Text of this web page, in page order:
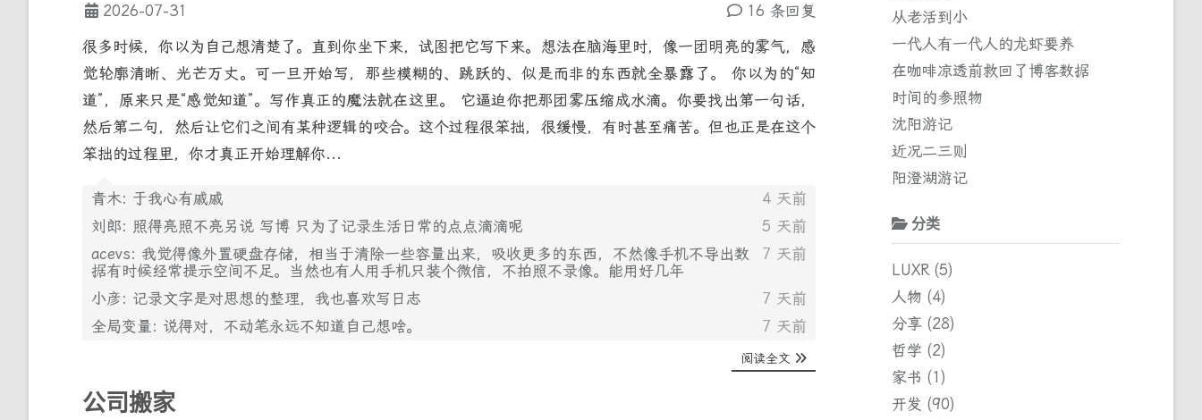
2026-07-31
16 条回复
很多时候，你以为自己想清楚了。直到你坐下来，试图把它写下来。想法在脑海里时，像一团明亮的雾气，感
觉轮廓清晰、光芒万丈。可一旦开始写，那些模糊的、跳跃的、似是而非的东西就全暴露了。 你以为的“知
道”，原来只是“感觉知道”。写作真正的魔法就在这里。 它逼迫你把那团雾压缩成水滴。你要找出第一句话，
然后第二句，然后让它们之间有某种逻辑的咬合。这个过程很笨拙，很缓慢，有时甚至痛苦。但也正是在这个
笨拙的过程里，你才真正开始理解你...
4 天前
青木: 于我心有戚戚
5 天前
刘郎: 照得亮照不亮另说 写博 只为了记录生活日常的点点滴滴呢
7 天前
acevs: 我觉得像外置硬盘存储，相当于清除一些容量出来，吸收更多的东西，不然像手机不导出数
据有时候经常提示空间不足。当然也有人用手机只装个微信，不拍照不录像。能用好几年
7 天前
小彦: 记录文字是对思想的整理，我也喜欢写日志
7 天前
全局变量: 说得对，不动笔永远不知道自己想啥。
阅读全文
公司搬家
从老活到小
一代人有一代人的龙虾要养
在咖啡凉透前救回了博客数据
时间的参照物
沈阳游记
近况二三则
阳澄湖游记
分类
LUXR 5
人物
4
分享 28
哲学
2
家书
1
开发
90